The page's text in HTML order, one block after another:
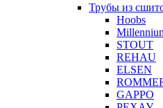
Трубы из
Hoobs
STOUT
REHAU
ELSEN
GAPPO